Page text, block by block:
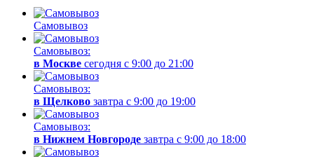
Самовывоз
Самовывоз:
в Москве сегодня с 9:00 до 21:00
Самовывоз:
в Щелково завтра с 9:00 до 19:00
Самовывоз:
в Нижнем Новгороде завтра с 9:00 до 18:00